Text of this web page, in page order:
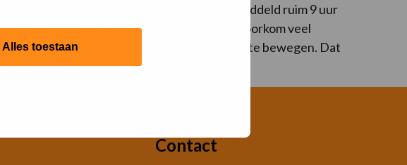
Alles toestaan
Ook blijkt dat we elke dag gemiddeld ruim 9 uur
daarom voor voldoende beweging en voorkom veel
om elke 30 minuten even drie minuutjes te bewegen. Dat
Contact